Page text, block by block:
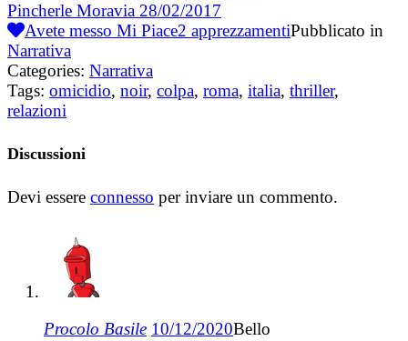
Pincherle Moravia 28/02/2017
Avete messo Mi Piace2 apprezzamentiPubblicato in
Narrativa
Categories: Narrativa
Tags: omicidio, noir, colpa, roma, italia, thriller,
relazioni
Discussioni
Devi essere connesso per inviare un commento.
Procolo Basile 10/12/2020Bello